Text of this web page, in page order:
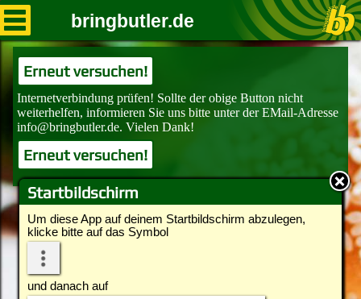
Startbildschirm
Um diese App auf deinem Startbildschirm abzulegen,
klicke bitte auf das Symbol
und danach auf
bringbutler.de
Erneut versuchen!
Erneut versuchen!